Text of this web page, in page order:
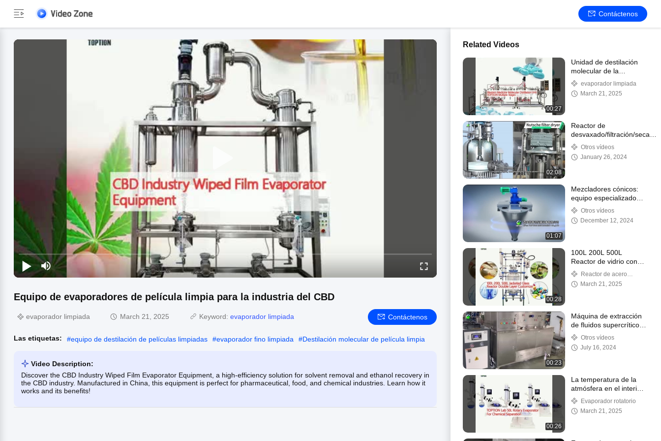
Contáctenos
Equipo de evaporadores de película limpia para la industria del CBD
evaporador limpiada March 21, 2025 Keyword: evaporador limpiada Contáctenos
Las etiquetas: #equipo de destilación de películas limpiadas #evaporador fino limpiada #Destilación molecular de película limpia
Video Description:
Discover the CBD Industry Wiped Film Evaporator Equipment, a high-efficiency solution for solvent removal and ethanol recovery in
the CBD industry. Manufactured in China, this equipment is perfect for pharmaceutical, food, and chemical industries. Learn how it
works and its benefits!
Related Videos
00:27
Unidad de destilación
molecular de la
medicina occidental
evaporador limpiada
March 21, 2025
02:08
Reactor de
desvaxado/filtración/secado
de acero inoxidable de 50L
Otros vídeos
January 26, 2024
01:07
Mezcladores cónicos:
equipo especializado
para mezclar y mezclar
de manera eficiente
Otros vídeos
December 12, 2024
00:28
100L 200L 500L
Reactor de vidrio con
chaqueta doble capa
personalizar
Reactor de acero
inoxidable y vidrio
March 21, 2025
00:23
Máquina de extracción
de fluidos supercríticos
de 1000L Máquina de
CO2 supercrítico de
laboratorio
Otros vídeos
July 16, 2024
00:26
La temperatura de la
atmósfera en el interior
de la atmósfera es igual
a la temperatura de la
atmósfera en el interior
Evaporador rotatorio
March 21, 2025